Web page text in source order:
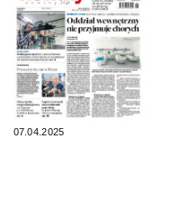
07.04.2025